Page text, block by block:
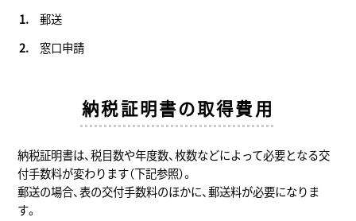
郵送
窓口申請
納税証明書の取得費用
納税証明書は、税目数や年度数、枚数などによって必要となる交
付手数料が変わります（下記参照）。
郵送の場合、表の交付手数料のほかに、郵送料が必要になりま
す。